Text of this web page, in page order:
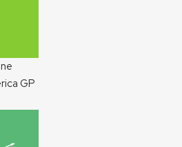
GP